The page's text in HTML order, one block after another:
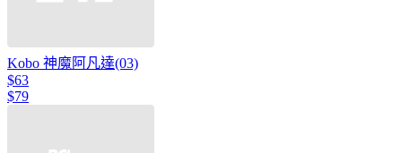
Kobo 神魔阿凡達(03)
$63
$79